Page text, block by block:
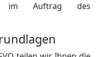
im Auftrag des